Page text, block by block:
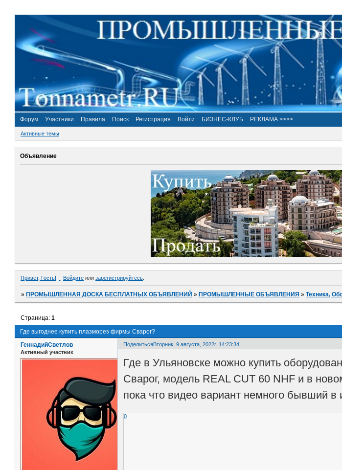
Форум Участники Правила Поиск Регистрация Войти БИЗНЕС-КЛУБ РЕКЛАМА >>>>
Активные темы
Объявление
Привет, Гость! Войдите или зарегистрируйтесь
»ПРОМЫШЛЕННАЯ ДОСКА БЕСПЛАТНЫХ ОБЪЯВЛЕНИЙ »ПРОМЫШЛЕННЫЕ ОБЪЯВЛЕНИЯ »Техника,
Где выгоднее купить плазморез фирмы Сварог?
Страница:1
ПоделитьсяВторник, 9 августа, 2022г. 14:23:34
ГеннадийСветлов
Активный участник
Где в Ульяновске можно купить
Сварог, модель REAL CUT 60 NHF и в
пока что видео вариант немного бывший в
0